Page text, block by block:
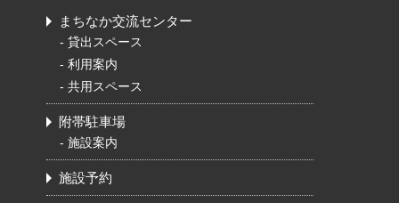
まちなか交流センター
- 貸出スペース
- 利用案内
- 共用スペース
附帯駐車場
- 施設案内
施設予約